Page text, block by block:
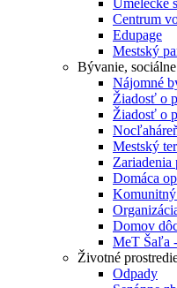
Umelecké
Centrum
Edupage
Mestský
Bývanie,
Nájomné
Žiadosť o
Žiadosť o
Mestský
Zariadenia
Domáca
Komunitný
Domov
MeT Šaľa
Životné
Odpady